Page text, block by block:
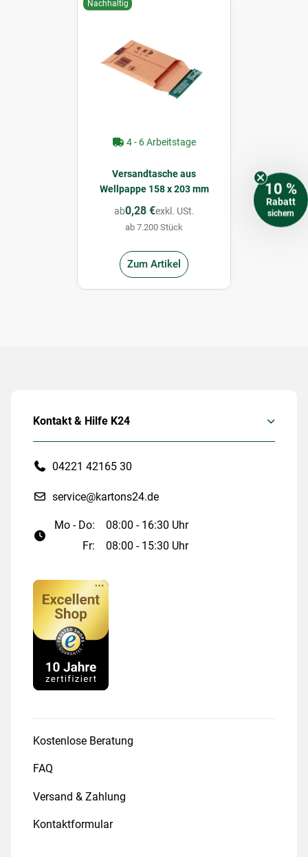
Nachhaltig
4 - 6 Arbeitstage
Versandtasche aus
Wellpappe 158 x 203 mm
ab0,28 €exkl. USt.
ab 7.200 Stück
Zum Artikel
Kontakt & Hilfe K24
04221 42165 30
service@kartons24.de
Mo - Do:
08:00 - 16:30 Uhr
Fr:
08:00 - 15:30 Uhr
Kostenlose Beratung
FAQ
Versand & Zahlung
Kontaktformular
10 %
Rabatt
sichern